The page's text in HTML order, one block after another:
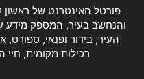
והנחשב בעיר, המספק מידע
העיר, בידור ופנאי, ספורט,
רכילות מקומית, חיי